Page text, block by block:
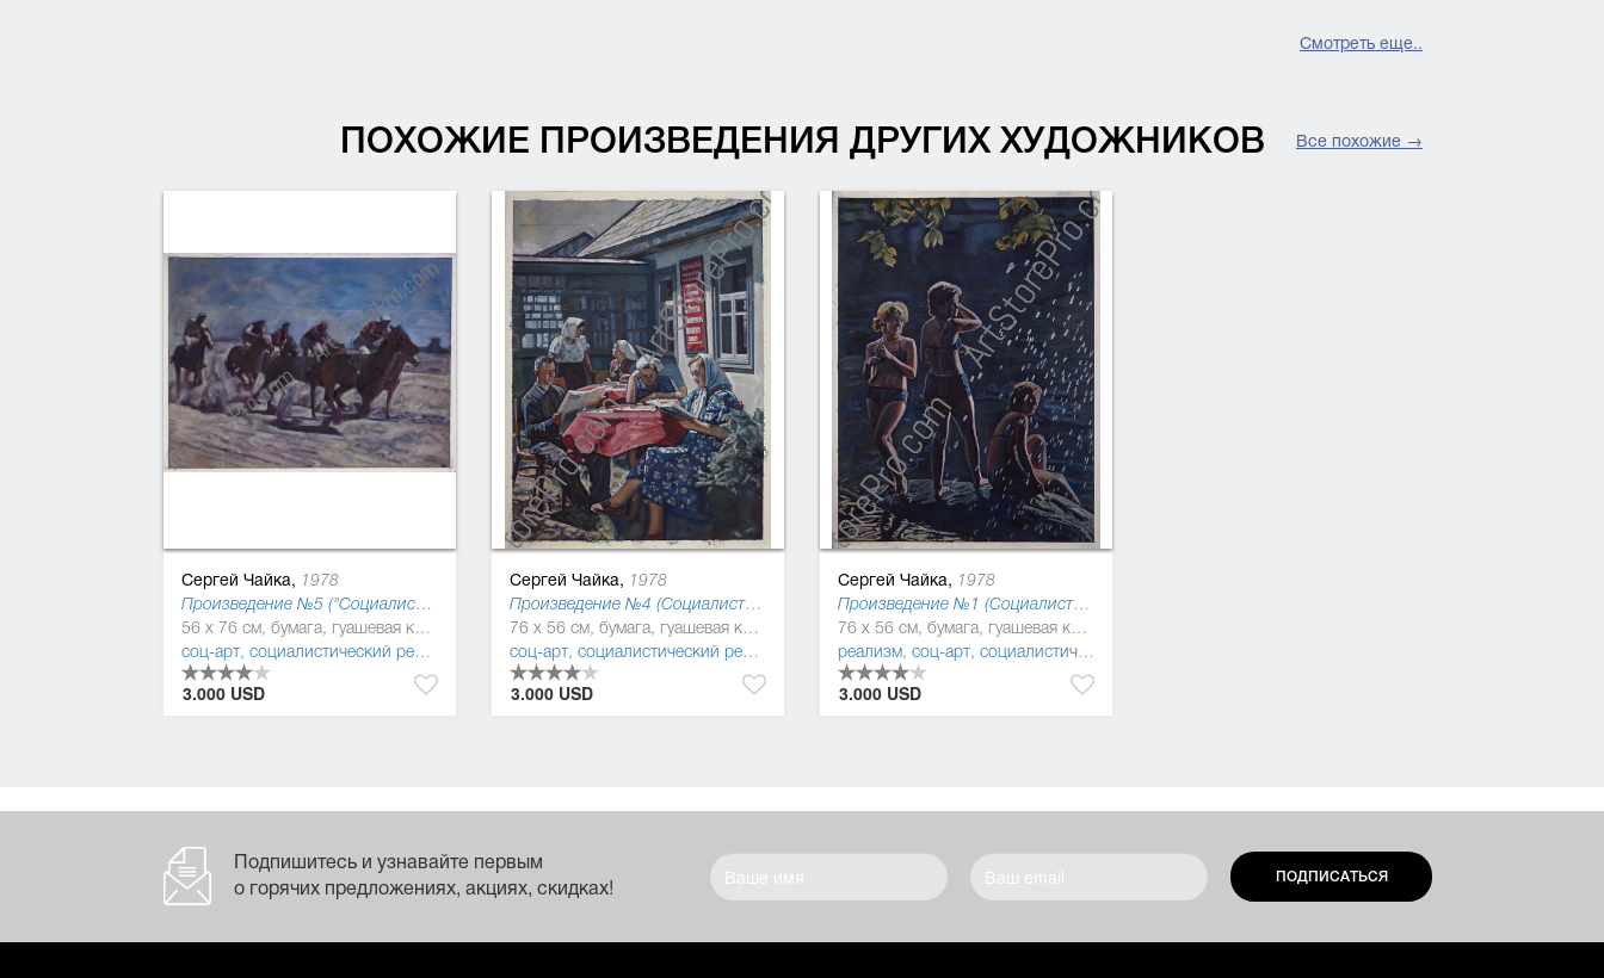
Смотреть еще..
ПОХОЖИЕ ПРОИЗВЕДЕНИЯ ДРУГИХ ХУДОЖНИКОВ Все похожие →
Сергей Чайка, 1978
Произведение №5 ("Социалистическая культура")
56 x 76 см, бумага, гуашевая краска
соц-арт, социалистический реализм (соцреализм)
3.000 USD
Сергей Чайка, 1978
Произведение №4 (Социалистическая культура)
76 x 56 см, бумага, гуашевая краска
соц-арт, социалистический реализм (соцреализм) ,реализм
3.000 USD
Сергей Чайка, 1978
Произведение №1 (Социалистическая культура)
76 x 56 см, бумага, гуашевая краска
реализм, соц-арт, социалистический реализм (соцреализм)
3.000 USD
Подпишитесь и узнавайте первым
о горячих предложениях, акциях, скидках!
ПОДПИСАТЬСЯ